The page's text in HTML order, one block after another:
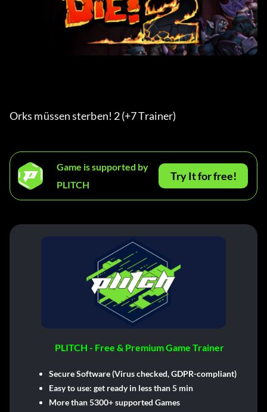
Orks müssen sterben! 2 (+7 Trainer)
Game is supported by
PLITCH
Try It for free!
PLITCH - Free & Premium Game Trainer
Secure Software (Virus checked, GDPR-compliant)
Easy to use: get ready in less than 5 min
More than 5300+ supported Games